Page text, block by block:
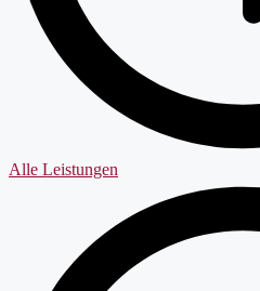
Alle Leistungen